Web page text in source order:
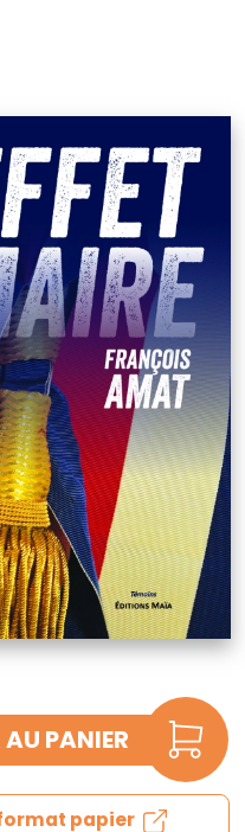
PANIER
papier